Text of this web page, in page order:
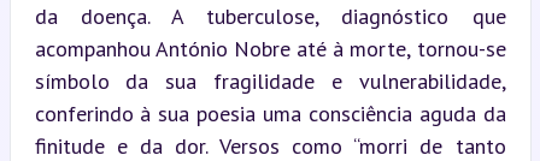
da doença. A tuberculose, diagnóstico que
acompanhou António Nobre até à morte, tornou-se
símbolo da sua fragilidade e vulnerabilidade,
conferindo à sua poesia uma consciência aguda da
finitude e da dor. Versos como “morri de tanto